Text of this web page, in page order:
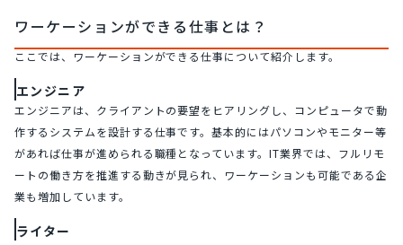
ワーケーションができる仕事とは？
ここでは、ワーケーションができる仕事について紹介します。
エンジニア
エンジニアは、クライアントの要望をヒアリングし、コンピュータで動
作するシステムを設計する仕事です。基本的にはパソコンやモニター等
があれば仕事が進められる職種となっています。IT業界では、フルリモ
ートの働き方を推進する動きが見られ、ワーケーションも可能である企
業も増加しています。
ライター